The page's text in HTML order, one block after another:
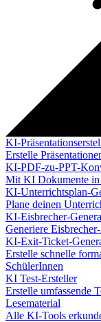
KI-
Erstelle
KI-PDF-zu-PPT-
Mit KI Dokumente in
KI-Unterrichtsplan-
Plane deinen
KI-Eisbrecher-
Generiere
KI-Exit-Ticket-
Erstelle schnelle
SchülerInnen
KI Test-Ersteller
Erstelle umfassende
Lesematerial
Alle KI-Tools